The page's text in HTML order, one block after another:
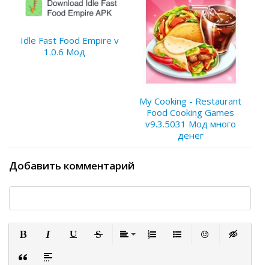
Idle Fast Food Empire v
1.0.6 Мод
My Cooking - Restaurant
Food Cooking Games
v9.3.5031 Мод много
денег
Добавить комментарий